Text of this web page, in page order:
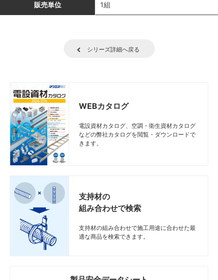
販売単位 1組
シリーズ詳細へ戻る
WEBカタログ
電設資材カタログ、空調・衛生資材カタログ
などの弊社カタログを閲覧・ダウンロードで
きます。
支持材の
組み合わせで検索
支持材の組み合わせで施工用途に合わせた最
適な商品を検索できます。